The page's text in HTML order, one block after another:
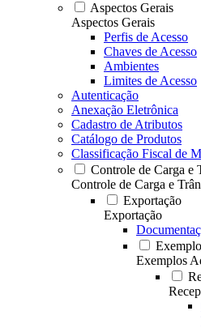
Aspectos Gerais
Aspectos Gerais
Perfis de Acesso
Chaves de Acesso
Ambientes
Limites de Acesso
Autenticação
Anexação Eletrônica
Cadastro de Atributos
Catálogo de Produtos
Classificação Fiscal de
Controle de Carga e
Controle de Carga e
Exportação
Exportação
Exemplos